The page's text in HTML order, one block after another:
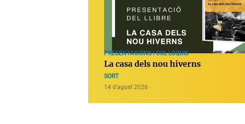
PRESENTACIONS I COL·LOQUIS
La casa dels nou hiverns
SORT
14 d’agost 2026